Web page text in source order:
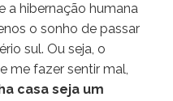
a hibernação humana
o sonho de passar
sul. Ou seja, o
me fazer sentir mal,
casa seja um